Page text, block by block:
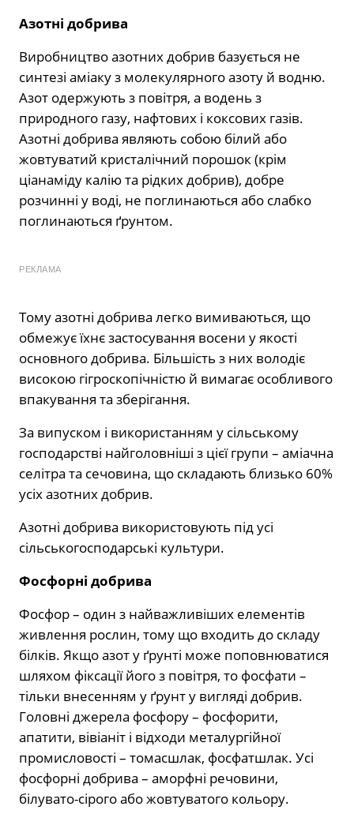
Азотні добрива
Виробництво азотних добрив базується не
синтезі аміаку з молекулярного азоту й водню.
Азот одержують з повітря, а водень з
природного газу, нафтових і коксових газів.
Азотні добрива являють собою білий або
жовтуватий кристалічний порошок (крім
ціанаміду калію та рідких добрив), добре
розчинні у воді, не поглинаються або слабко
поглинаються ґрунтом.
РЕКЛАМА
Тому азотні добрива легко вимиваються, що
обмежує їхнє застосування восени у якості
основного добрива. Більшість з них володіє
високою гігроскопічністю й вимагає особливого
впакування та зберігання.
За випуском і використанням у сільському
господарстві найголовніші з цієї групи – аміачна
селітра та сечовина, що складають близько 60%
усіх азотних добрив.
Азотні добрива використовують під усі
сільськогосподарські культури.
Фосфорні добрива
Фосфор – один з найважливіших елементів
живлення рослин, тому що входить до складу
білків. Якщо азот у ґрунті може поповнюватися
шляхом фіксації його з повітря, то фосфати –
тільки внесенням у ґрунт у вигляді добрив.
Головні джерела фосфору – фосфорити,
апатити, вівіаніт і відходи металургійної
промисловості – томасшлак, фосфатшлак. Усі
фосфорні добрива – аморфні речовини,
білувато-сірого або жовтуватого кольору.